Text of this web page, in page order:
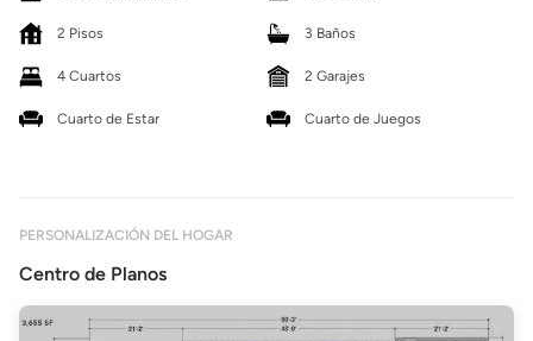
2 Pisos 3 Baños
4 Cuartos 2 Garajes
Cuarto de Estar Cuarto de Juegos
PERSONALIZACIÓN DEL HOGAR
Centro de Planos